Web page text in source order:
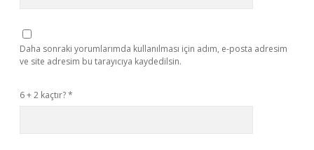
Daha sonraki yorumlarımda kullanılması için adım, e-posta adresim
ve site adresim bu tarayıcıya kaydedilsin.
6 + 2 kaçtır?*